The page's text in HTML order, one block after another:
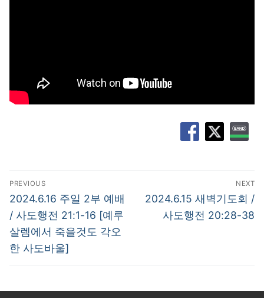
글
탐
색
PREVIOUS
Previous
post:
2024.6.16 주일 2부 예배
/ 사도행전 21:1-16 [예루
살렘에서 죽을것도 각오
한 사도바울]
NEXT
Next
post:
2024.6.15 새벽기도회 /
사도행전 20:28-38